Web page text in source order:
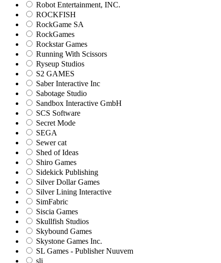
Robot Entertainment, INC.
ROCKFISH
RockGame SA
RockGames
Rockstar Games
Running With Scissors
Ryseup Studios
S2 GAMES
Saber Interactive Inc
Sabotage Studio
Sandbox Interactive GmbH
SCS Software
Secret Mode
SEGA
Sewer cat
Shed of Ideas
Shiro Games
Sidekick Publishing
Silver Dollar Games
Silver Lining Interactive
SimFabric
Siscia Games
Skullfish Studios
Skybound Games
Skystone Games Inc.
SL Games - Publisher Nuuvem
sli